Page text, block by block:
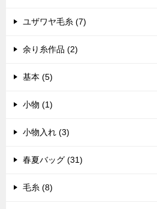
ユザワヤ毛糸 (7)
余り糸作品 (2)
基本 (5)
小物 (1)
小物入れ (3)
春夏バッグ (31)
毛糸 (8)